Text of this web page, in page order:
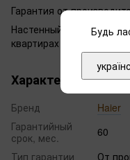
Гарантия от
Настенный монтаж,
квартирах или домах.
Характеристики
Бренд
Haier
Гарантийный
срок, мес.
60
Тип гарантии
От
Будь